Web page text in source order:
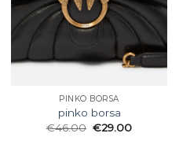
PINKO BORSA
pinko borsa
€46.00 €29.00